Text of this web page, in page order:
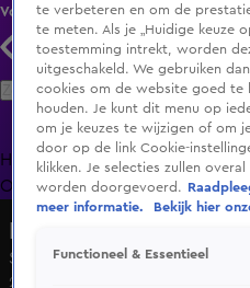
Volg KIJK
Zoeken
HomeUitzending Gemist
OranjezomerLivestreamsShop
Seizoen 1, aflevering 4
26 sep 2020, 21:30
te verbeteren en om de
te meten. Als je „Huidige keuze
toestemming intrekt, worden
uitgeschakeld. We gebruiken
cookies om de website goed te
houden. Je kunt dit menu op
om je keuzes te wijzigen of om
door op de link Cookie-
klikken. Je selecties zullen
worden doorgevoerd.
meer informatie.
Bekijk hier
Functioneel & Essentieel